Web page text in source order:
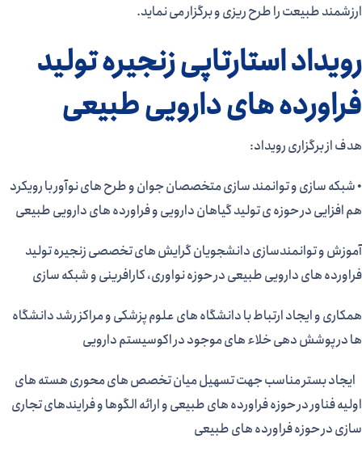
ارزشمند طبیعت را طرح ریزی و برگزار می نماید.
رویداد استارتاپی زنجیره تولید
فراورده های دارویی طبیعی
هدف از برگزاری رویداد:​
• شبکه سازی و توانمند سازی متخصصان جوان و طرح های نوآور با رویکرد
هم افزایی در حوزه ی تولید گیاهان دارویی و فراورده های دارویی طبیعی
آموزش و توانمندسازی دانشجویان گرایش های تخصصی زنجیره تولید
فراورده های دارویی طبیعی در حوزه نواوری، کارافرینی و شبکه سازی
همکاری و ایجاد ارتباط با دانشگاه های علوم پزشکی و مراکز رشد دانشگاه
ها در پوشش دهی خلاء های موجود در اکوسیستم دارویی
ایجاد بستر مناسب جهت تسهیل میان تخصص های محوری هسته های
اولیه فناور در حوزه فراورده های طبیعی و ارائه الگوها و فرایندهای تجاری
سازی در حوزه فراورده های طبیعی